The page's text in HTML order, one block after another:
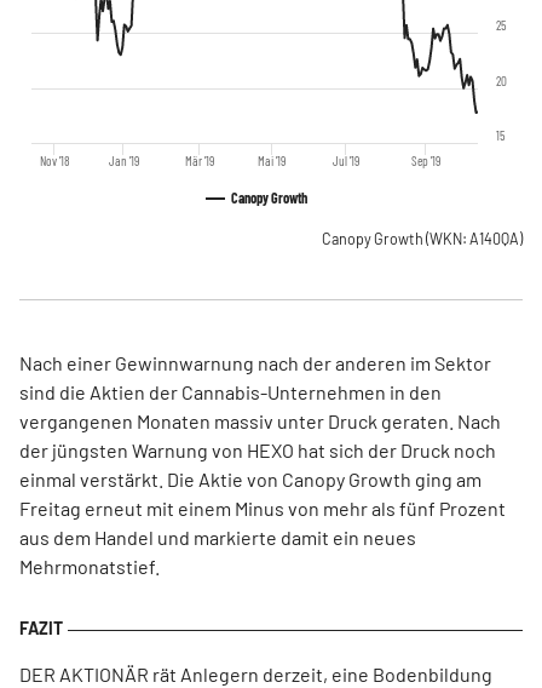
Canopy Growth
Nov '18 Jan '19 Mär '19 Mai '19 Jul '19 Sep '19
15
20
25
Canopy Growth (WKN: A140QA)
Nach einer Gewinnwarnung nach der anderen im Sektor
sind die Aktien der Cannabis-Unternehmen in den
vergangenen Monaten massiv unter Druck geraten. Nach
der jüngsten Warnung von HEXO hat sich der Druck noch
einmal verstärkt. Die Aktie von Canopy Growth ging am
Freitag erneut mit einem Minus von mehr als fünf Prozent
aus dem Handel und markierte damit ein neues
Mehrmonatstief.
DER AKTIONÄR rät Anlegern derzeit, eine Bodenbildung